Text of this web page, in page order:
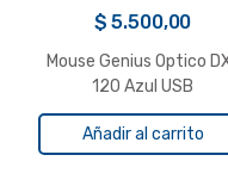
$ 5.500,00
Mouse Genius Optico
120 Azul USB
Añadir al carrito